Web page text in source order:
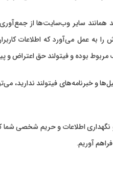
به عمل می‌آورد که اطلاعات
بوده و فیتولند حق اعتراض و
و خبرنامه‌های فیتولند ندارید،
اطلاعات و حریم شخصی شما
آوریم.